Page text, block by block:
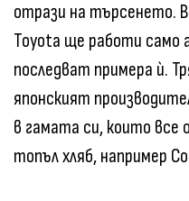
отрази на търсенето.
Toyota ще работи само
последват примера ѝ.
японският
в гамата си, които
топъл хляб, например